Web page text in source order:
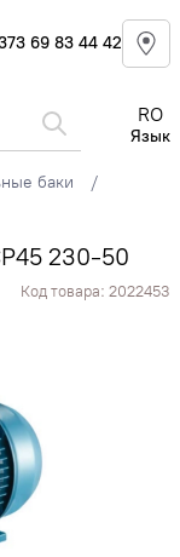
69 83 44 42
RO
Язык
баки
230-50
Код товара: 2022453